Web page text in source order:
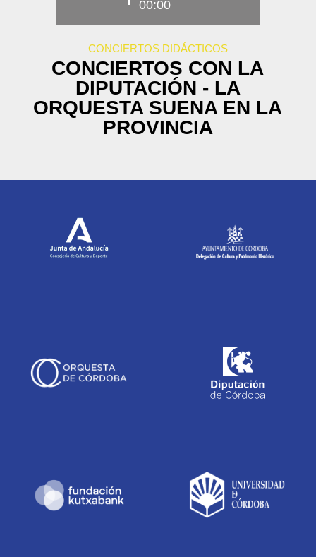
00:00
CONCIERTOS DIDÁCTICOS
CONCIERTOS CON LA
DIPUTACIÓN - LA
ORQUESTA SUENA EN LA
PROVINCIA